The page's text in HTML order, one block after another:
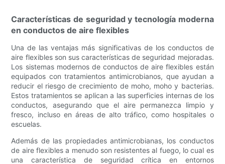
Características de seguridad y tecnología moderna
en conductos de aire flexibles
Una de las ventajas más significativas de los conductos de
aire flexibles son sus características de seguridad mejoradas.
Los sistemas modernos de conductos de aire flexibles están
equipados con tratamientos antimicrobianos, que ayudan a
reducir el riesgo de crecimiento de moho, moho y bacterias.
Estos tratamientos se aplican a las superficies internas de los
conductos, asegurando que el aire permanezca limpio y
fresco, incluso en áreas de alto tráfico, como hospitales o
escuelas.
Además de las propiedades antimicrobianas, los conductos
de aire flexibles a menudo son resistentes al fuego, lo cual es
una característica de seguridad crítica en entornos